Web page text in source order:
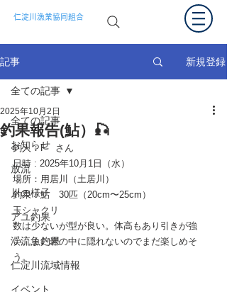
仁淀川漁業協同組合
記事 新規登録
全ての記事
お知らせ
放流
川の様子
アユ釣果
渓流魚釣果
仁淀川流域情報
イベント
全ての記事
釣果報告(鮎）🎣
2025年10月2日
釣人：F さん
日時 : 2025年10月1日（水）
場所： 用居川（土居川）
釣果：鮎　30匹（20cm〜25cm）
玉シャクリ
数は少ないが型が良い。体高もあり引きが強
い。まだ岩の中に隠れないのでまだ楽しめそ
う。